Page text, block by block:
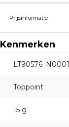
Prijsinformatie
Kenmerken
LT90576_N0001
Toppoint
15 g